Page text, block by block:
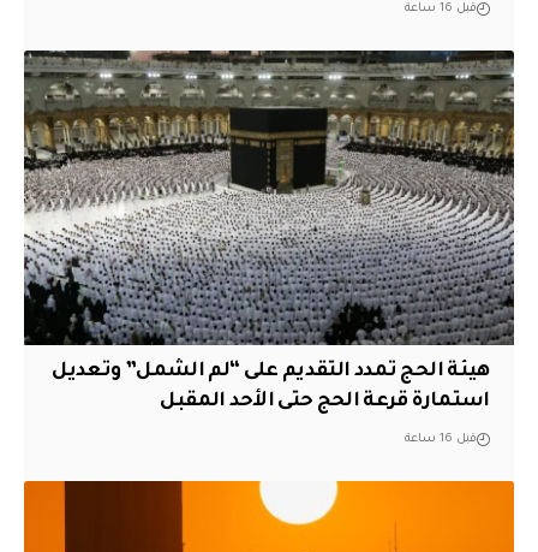
قبل 16 ساعة
هيئة الحج تمدد التقديم على “لم الشمل” وتعديل
استمارة قرعة الحج حتى الأحد المقبل
قبل 16 ساعة